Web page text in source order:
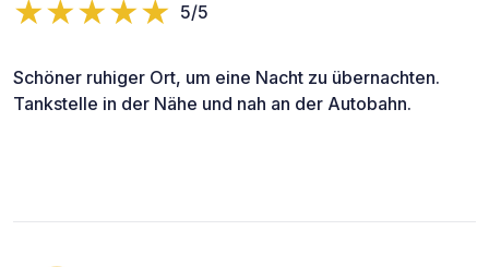
5/5
Schöner ruhiger Ort, um eine Nacht zu übernachten.
Tankstelle in der Nähe und nah an der Autobahn.